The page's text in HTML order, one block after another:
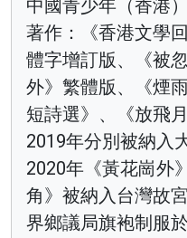
中國青少年（香港
著作：《香港文學
體字增訂版、《被
外》繁體版、《煙
短詩選》、《放飛
2019年分別被納入
2020年《黃花崗外
角》被納入台灣故
界鄉議局旗袍制服